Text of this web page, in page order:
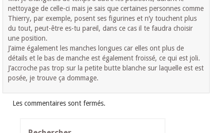
nettoyage de celle-ci mais je sais que certaines personnes comme
Thierry, par exemple, posent ses figurines et n’y touchent plus
du tout, peut-être es-tu pareil, dans ce cas il te faudra choisir
une position.
J’aime également les manches longues car elles ont plus de
détails et le bas de manche est également froissé, ce qui est joli.
J’accroche pas trop sur la petite butte blanche sur laquelle est est
posée, je trouve ça dommage.
Les commentaires sont fermés.